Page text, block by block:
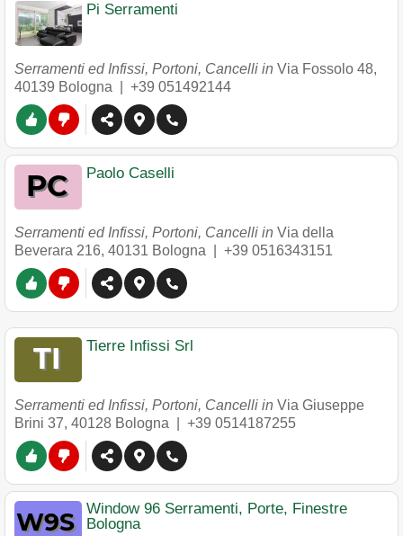
Pi Serramenti
Serramenti ed Infissi, Portoni, Cancelli in Via Fossolo 48,
40139 Bologna +39 051492144
Paolo Caselli
Serramenti ed Infissi, Portoni, Cancelli in Via della
Beverara 216, 40131 Bologna +39 0516343151
Tierre Infissi Srl
Serramenti ed Infissi, Portoni, Cancelli in Via Giuseppe
Brini 37, 40128 Bologna +39 0514187255
Window 96 Serramenti, Porte, Finestre
Bologna